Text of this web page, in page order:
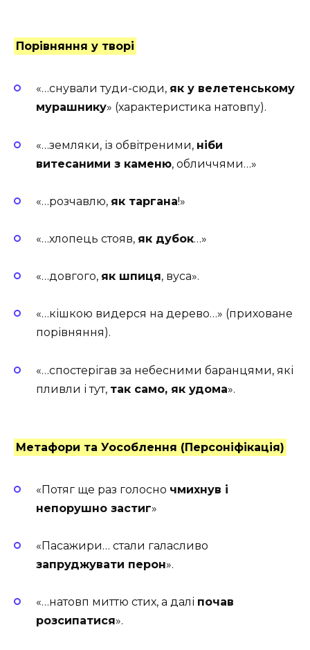
Порівняння у творі
«…снували туди-сюди, як у велетенському
мурашнику» (характеристика натовпу).
«…земляки, із обвітреними, ніби
витесаними з каменю, обличчями…»
«…розчавлю, як таргана!»
«…хлопець стояв, як дубок…»
«…довгого, як шпиця, вуса».
«…кішкою видерся на дерево…» (приховане
порівняння).
«…спостерігав за небесними баранцями, які
пливли і тут, так само, як удома».
Метафори та Уособлення (Персоніфікація)
«Потяг ще раз голосно чмихнув і
непорушно застиг»
«Пасажири… стали галасливо
запруджувати перон».
«…натовп миттю стих, а далі почав
розсипатися».